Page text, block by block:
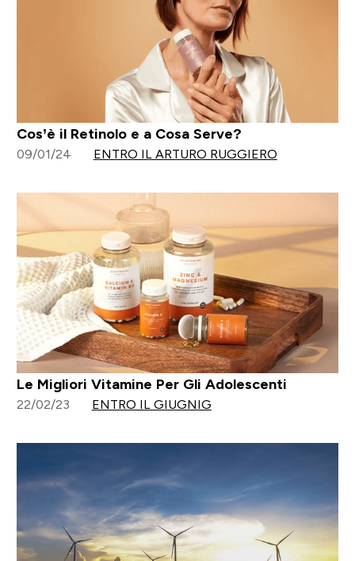
Cos’è il Retinolo e a Cosa Serve?
09/01/24 ENTRO IL ARTURO RUGGIERO
Le Migliori Vitamine Per Gli Adolescenti
22/02/23 ENTRO IL GIUGNIG